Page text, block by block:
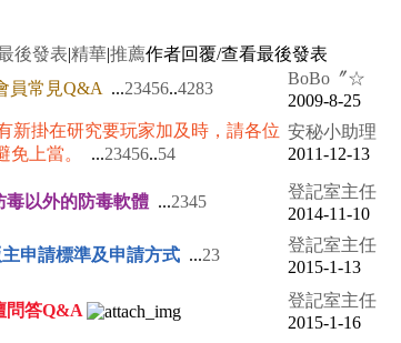
後發表|精華|推薦作者回覆/查看最後發表
員常見Q&A ...23456..4283
BoBo〞☆
2009-8-25
新掛在研究要玩家加及時，請各位
免上當。
...23456..54
安秘小助理
2011-12-13
毒以外的防毒軟體 ...2345
登記室主任
2014-11-10
申請標準及申請方式 ...23
登記室主任
2015-1-13
問答Q&A
登記室主任
2015-1-16